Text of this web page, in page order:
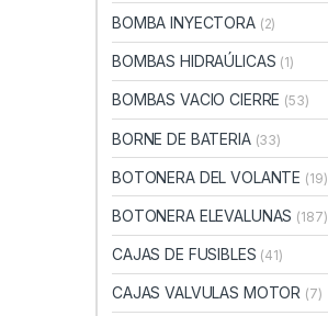
BOMBA INYECTORA (2)
BOMBAS HIDRAÚLICAS (1)
BOMBAS VACIO CIERRE (53)
BORNE DE BATERIA (33)
BOTONERA DEL VOLANTE (19)
BOTONERA ELEVALUNAS (187)
CAJAS DE FUSIBLES (41)
CAJAS VALVULAS MOTOR (7)